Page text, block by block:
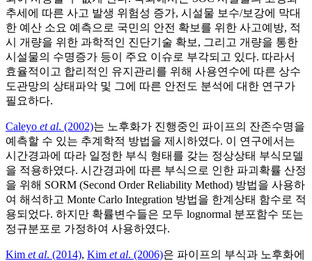
추세에 따른 사고 발생 위험성 증가, 시설물 보수/보강에 막대
한 예산 소요 예측으로 국민의 안전 확보를 위한 사고예방, 적
시 개량을 위한 과학적인 진단기술 확보, 그리고 개량을 통한
시설물의 수명증가 등이 주요 이슈로 부각되고 있다. 따라서
효율적이고 합리적인 유지관리를 위해 사용연수에 따른 상수
도관망의 상태파악 및 그에 따른 안전도 분석에 대한 연구가
필요하다.
Caleyo et al. (2002)는 노후화가 진행중인 파이프의 잔존수명을
예측할 수 있는 추계학적 방법을 제시하였다. 이 연구에서는
시간경과에 따라 일정한 부식 형태를 갖는 정상상태 부식모델
을 적용하였다. 시간경과에 따른 부식으로 인한 파괴확률 산정
을 위해 SORM (Second Order Reliability Method) 방법을 사용하
여 해석하고 Monte Carlo Integration 방법을 한계상태 함수로 적
용되었다. 하지만 확률변수들은 모두 lognormal 분포함수 또는
정규분포로 가정하여 사용하였다.
Kim et al. (2014), Kim et al. (2006)은 파이프의 부식과 노후화에